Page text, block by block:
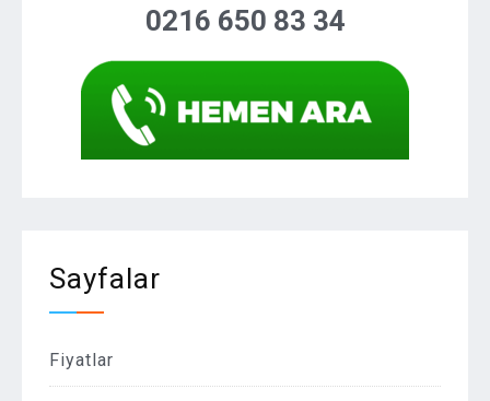
0216 650 83 34
Sayfalar
Fiyatlar